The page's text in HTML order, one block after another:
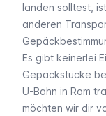
landen solltest,
anderen
Es gibt keinerlei
Gepäckstücke
U-Bahn in Rom
möchten wir dir